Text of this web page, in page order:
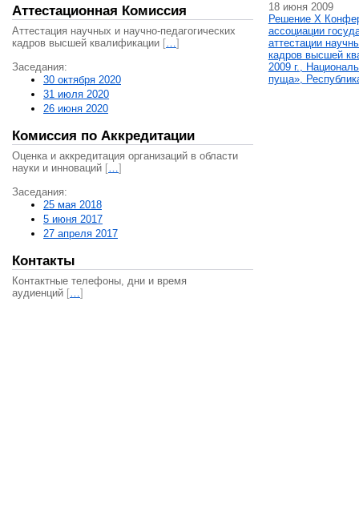
Аттестационная Комиссия
Аттестация научных и научно-педагогических
кадров высшей квалификации […]
Заседания:
30 октября 2020
31 июля 2020
26 июня 2020
Комиссия по Аккредитации
Оценка и аккредитация организаций в области
науки и инноваций […]
Заседания:
25 мая 2018
5 июня 2017
27 апреля 2017
Контакты
Контактные телефоны, дни и время
аудиенций […]
18 июня 2009
Решение X
ассоциации
аттестации
кадров высшей
2009 г.,
пуща»,